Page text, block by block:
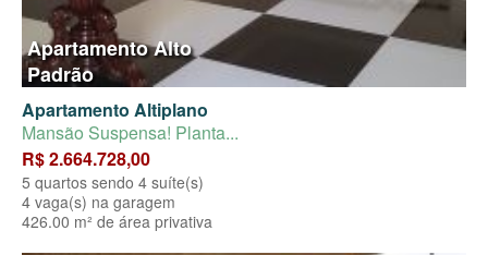
Apartamento Alto
Padrão
Apartamento Altiplano
Mansão Suspensa! Planta...
R$ 2.664.728,00
5 quartos sendo 4 suíte(s)
4 vaga(s) na garagem
426.00 m² de área privativa